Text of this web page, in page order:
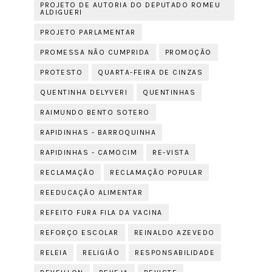
PROJETO DE AUTORIA DO DEPUTADO ROMEU
ALDIGUERI
PROJETO PARLAMENTAR
PROMESSA NÃO CUMPRIDA PROMOÇÃO
PROTESTO QUARTA-FEIRA DE CINZAS
QUENTINHA DELYVERI QUENTINHAS
RAIMUNDO BENTO SOTERO
RAPIDINHAS - BARROQUINHA
RAPIDINHAS - CAMOCIM RE-VISTA
RECLAMAÇÃO RECLAMAÇÃO POPULAR
REEDUCAÇÃO ALIMENTAR
REFEITO FURA FILA DA VACINA
REFORÇO ESCOLAR REINALDO AZEVEDO
RELEIA RELIGIÃO RESPONSABILIDADE